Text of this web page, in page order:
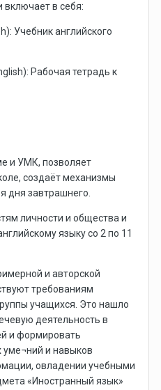
включает в себя:
Учебник английского
Рабочая тетрадь к
и УМК, позволяет
создаёт механизмы
дня завтрашнего.
личности и общества и
языку со 2 по 11
и авторской
требованиям
учащихся. Это нашло
деятельность в
и формировать
и навыков
овладении учебными
«Иностранный язык»